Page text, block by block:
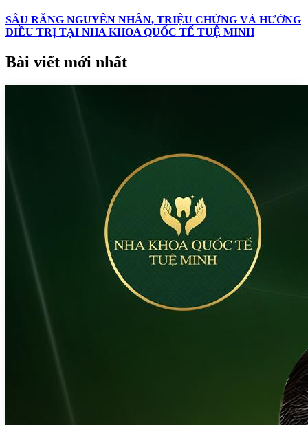
SÂU RĂNG NGUYÊN NHÂN, TRIỆU CHỨNG VÀ HƯỚNG
ĐIỀU TRỊ TẠI NHA KHOA QUỐC TẾ TUỆ MINH
Bài viết mới nhất